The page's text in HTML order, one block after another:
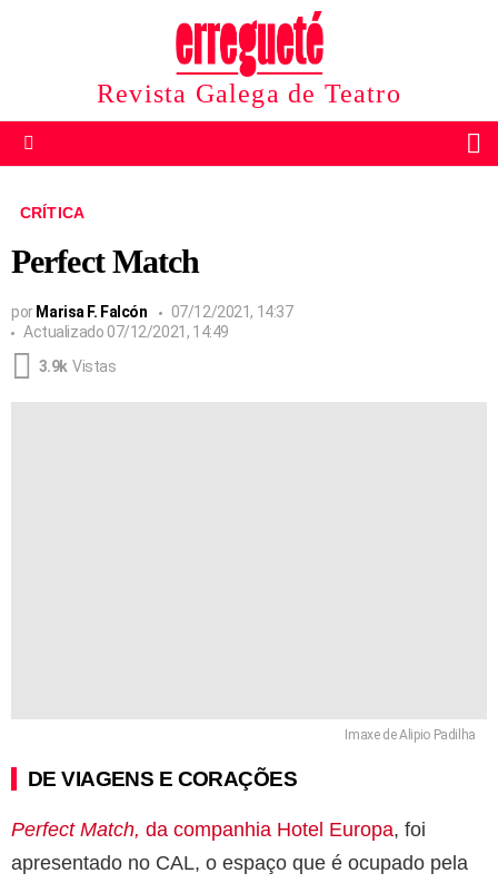
Revista Galega de Teatro
CRÍTICA
Perfect Match
por Marisa F. Falcón
07/12/2021, 14:37
Actualizado 07/12/2021, 14:49
3.9k Vistas
Imaxe de Alipio Padilha
DE VIAGENS E CORAÇÕES
Perfect Match, da companhia Hotel Europa, foi
apresentado no CAL, o espaço que é ocupado pela